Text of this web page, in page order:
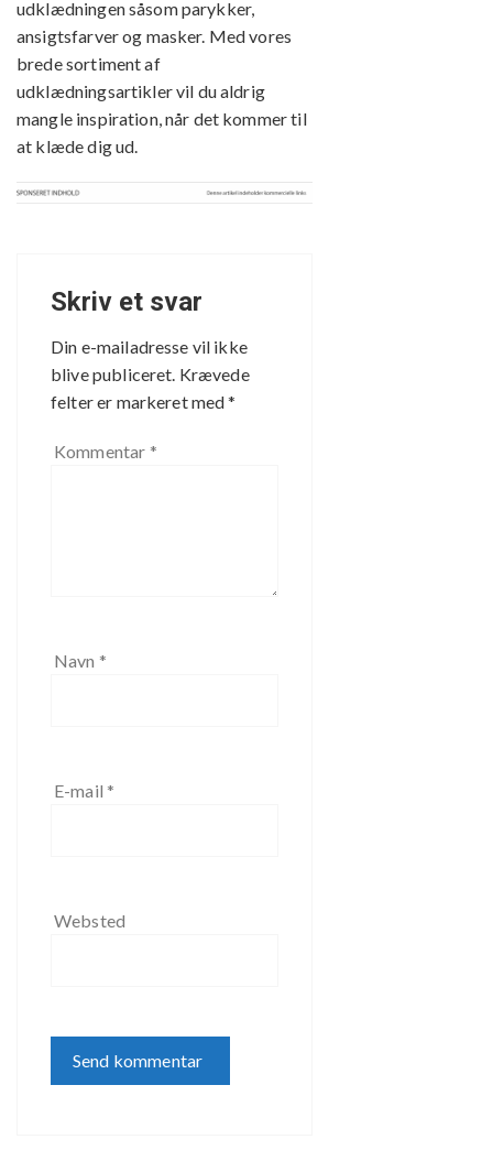
udklædningen såsom parykker,
ansigtsfarver og masker. Med vores
brede sortiment af
udklædningsartikler vil du aldrig
mangle inspiration, når det kommer til
at klæde dig ud.
Skriv et svar
Din e-mailadresse vil ikke
blive publiceret. Krævede
felter er markeret med*
Kommentar *
Navn *
E-mail *
Websted